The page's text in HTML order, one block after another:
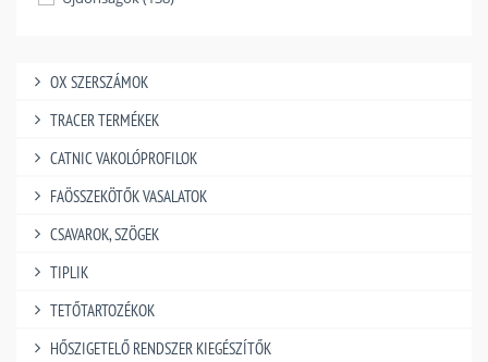
OX SZERSZÁMOK
TRACER TERMÉKEK
CATNIC VAKOLÓPROFILOK
FAÖSSZEKÖTŐK VASALATOK
CSAVAROK, SZÖGEK
TIPLIK
TETŐTARTOZÉKOK
HŐSZIGETELŐ RENDSZER KIEGÉSZÍTŐK